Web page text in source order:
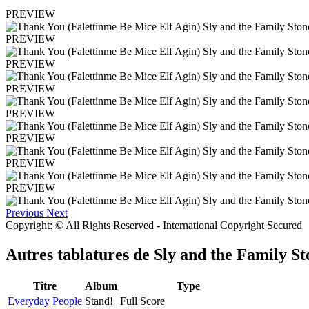
PREVIEW
PREVIEW
PREVIEW
PREVIEW
PREVIEW
PREVIEW
PREVIEW
PREVIEW
Previous Next
Copyright: © All Rights Reserved - International Copyright Secured
Autres tablatures de Sly and the Family
Titre Album
Type
Everyday People Stand! Full Score